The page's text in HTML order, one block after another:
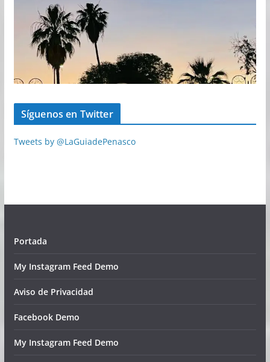
Síguenos en Twitter
Tweets by @LaGuiadePenasco
Portada
My Instagram Feed Demo
Aviso de Privacidad
Facebook Demo
My Instagram Feed Demo